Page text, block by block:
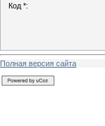
Код *:
Полная версия сайта